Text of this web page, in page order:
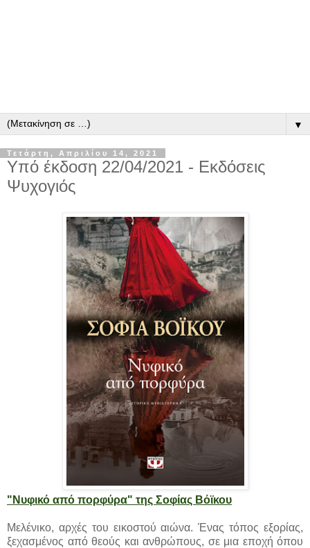
▼
Τετάρτη, Απριλίου 14, 2021
Υπό έκδοση 22/04/2021 - Εκδόσεις
Ψυχογιός
"Νυφικό από πορφύρα" της Σοφίας Βόϊκου
Μελένικο, αρχές του εικοστού αιώνα. Ένας τόπος εξορίας,
ξεχασμένος από θεούς και ανθρώπους, σε μια εποχή όπου